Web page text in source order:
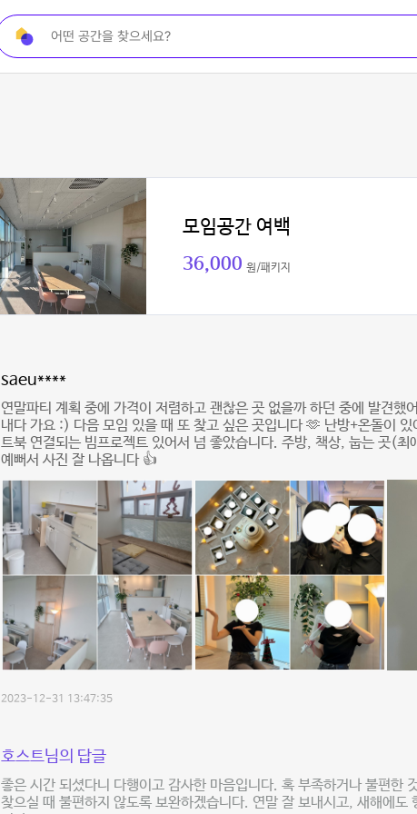
모임공간 여백
36,000 원/패키지
saeu****
연말파티 계획 중에 가격이 저렴하고 괜찮은 곳 없을까 하던 중에 발견했
내다 가요 :) 다음 모임 있을 때 또 찾고 싶은 곳입니다 🫶 난방+온돌이
트북 연결되는 빔프로젝트 있어서 넘 좋았습니다. 주방, 책상, 눕는 곳(
예뻐서 사진 잘 나옵니다 👍
2023-12-31 13:47:35
호스트님의 답글
좋은 시간 되셨다니 다행이고 감사한 마음입니다. 혹 부족하거나 불편한
찾으실 때 불편하지 않도록 보완하겠습니다. 연말 잘 보내시고, 새해에도